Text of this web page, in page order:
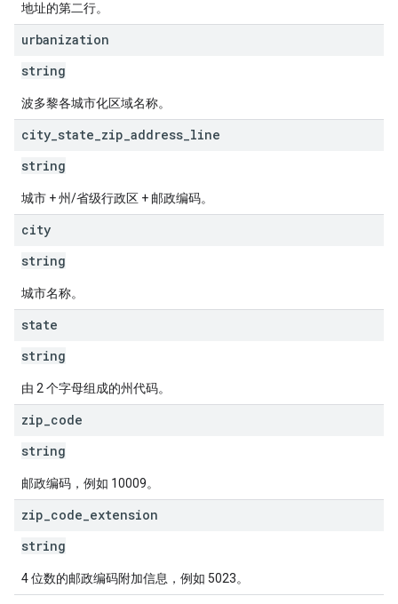
地址的第二行。
urbanization
string
波多黎各城市化区域名称。
city state zip address line
string
城市 + 州/省级行政区 + 邮政编码。
city
string
城市名称。
state
string
由 2 个字母组成的州代码。
zip code
string
邮政编码，例如 10009。
zip code extension
string
4 位数的邮政编码附加信息，例如 5023。